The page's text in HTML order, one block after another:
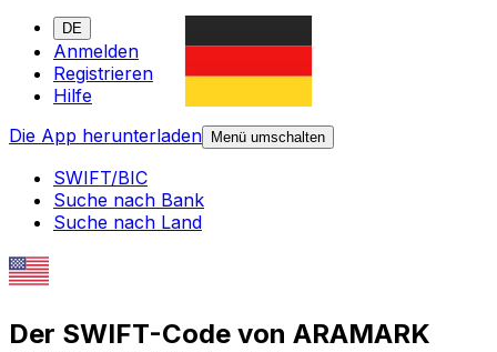
DE
Anmelden
Registrieren
Hilfe
Die App herunterladen
Menü umschalten
SWIFT/BIC
Suche nach Bank
Suche nach Land
Der SWIFT-Code von ARAMARK